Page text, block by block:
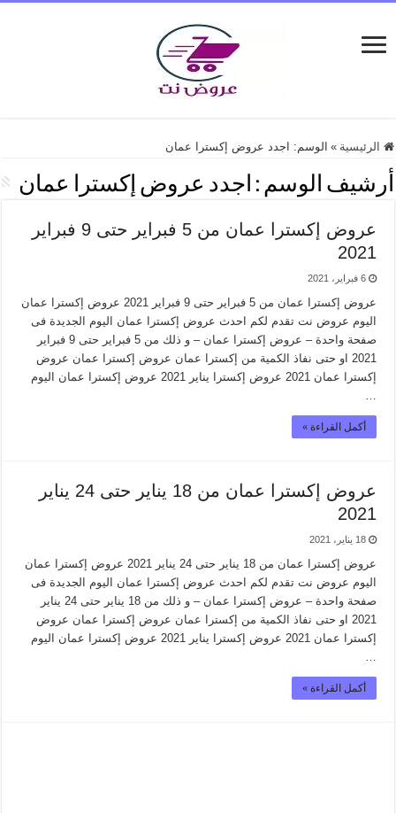
الرئيسية » الوسم: اجدد عروض إكسترا عمان
أرشيف الوسم : اجدد عروض إكسترا عمان
عروض إكسترا عمان من 5 فبراير حتى 9 فبراير
2021
6 فبراير، 2021
عروض إكسترا عمان من 5 فبراير حتى 9 فبراير 2021 عروض إكسترا عمان
اليوم عروض نت تقدم لكم احدث عروض إكسترا عمان اليوم الجديدة فى
صفحة واحدة – عروض إكسترا عمان – و ذلك من 5 فبراير حتى 9 فبراير
2021 او حتى نفاذ الكمية من إكسترا عمان عروض إكسترا عمان عروض
إكسترا عمان 2021 عروض إكسترا يناير 2021 عروض إكسترا عمان اليوم
…
أكمل القراءة »
عروض إكسترا عمان من 18 يناير حتى 24 يناير
2021
18 يناير، 2021
عروض إكسترا عمان من 18 يناير حتى 24 يناير 2021 عروض إكسترا عمان
اليوم عروض نت تقدم لكم احدث عروض إكسترا عمان اليوم الجديدة فى
صفحة واحدة – عروض إكسترا عمان – و ذلك من 18 يناير حتى 24 يناير
2021 او حتى نفاذ الكمية من إكسترا عمان عروض إكسترا عمان عروض
إكسترا عمان 2021 عروض إكسترا يناير 2021 عروض إكسترا عمان اليوم
…
أكمل القراءة »